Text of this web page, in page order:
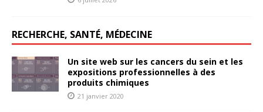
RECHERCHE, SANTÉ, MÉDECINE
Un site web sur les cancers du sein et les
expositions professionnelles à des
produits chimiques
21 janvier 2020